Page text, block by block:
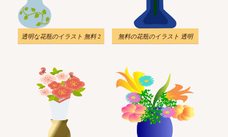
透明な花瓶のイラスト 無料 2 無料の花瓶のイラスト 透明